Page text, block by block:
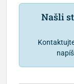
Našli